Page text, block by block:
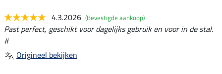
4.3.2026 (Bevestigde aankoop)
Past perfect, geschikt voor dagelijks gebruik en voor in de stal.
#
Origineel bekijken